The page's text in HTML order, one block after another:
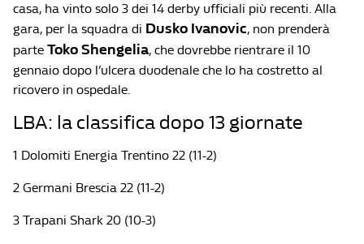
casa, ha vinto solo 3 dei 14 derby ufficiali più recenti. Alla
gara, per la squadra di Dusko Ivanovic, non prenderà
parte Toko Shengelia, che dovrebbe rientrare il 10
gennaio dopo l’ulcera duodenale che lo ha costretto al
ricovero in ospedale.
LBA: la classifica dopo 13 giornate
1 Dolomiti Energia Trentino 22 (11-2)
2 Germani Brescia 22 (11-2)
3 Trapani Shark 20 (10-3)